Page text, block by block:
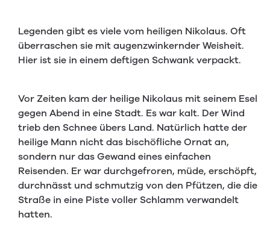
Legenden gibt es viele vom heiligen Nikolaus. Oft
überraschen sie mit augenzwinkernder Weisheit.
Hier ist sie in einem deftigen Schwank verpackt.
Vor Zeiten kam der heilige Nikolaus mit seinem Esel
gegen Abend in eine Stadt. Es war kalt. Der Wind
trieb den Schnee übers Land. Natürlich hatte der
heilige Mann nicht das bischöfliche Ornat an,
sondern nur das Gewand eines einfachen
Reisenden. Er war durchgefroren, müde, erschöpft,
durchnässt und schmutzig von den Pfützen, die die
Straße in eine Piste voller Schlamm verwandelt
hatten.